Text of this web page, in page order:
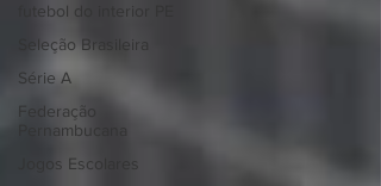
futebol do interior PE
Seleção Brasileira
Série A
Federação
Pernambucana
Jogos Escolares